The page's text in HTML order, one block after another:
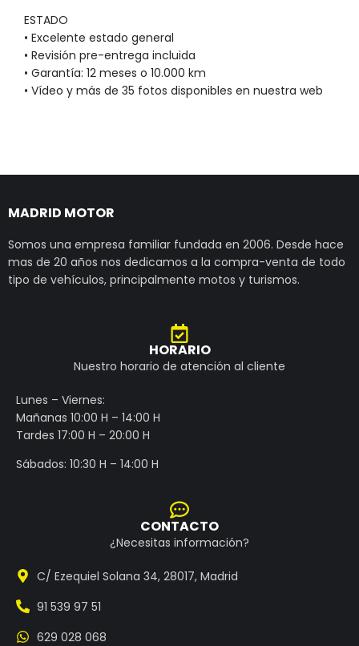
ESTADO
• Excelente estado general
• Revisión pre-entrega incluida
• Garantía: 12 meses o 10.000 km
• Vídeo y más de 35 fotos disponibles en nuestra web
MADRID MOTOR
Somos una empresa familiar fundada en 2006. Desde hace
mas de 20 años nos dedicamos a la compra-venta de todo
tipo de vehículos, principalmente motos y turismos.
HORARIO
Nuestro horario de atención al cliente
Lunes – Viernes:
Mañanas 10:00 H – 14:00 H
Tardes 17:00 H – 20:00 H
Sábados: 10:30 H – 14:00 H
CONTACTO
¿Necesitas información?
C/ Ezequiel Solana 34, 28017, Madrid
91 539 97 51
629 028 068